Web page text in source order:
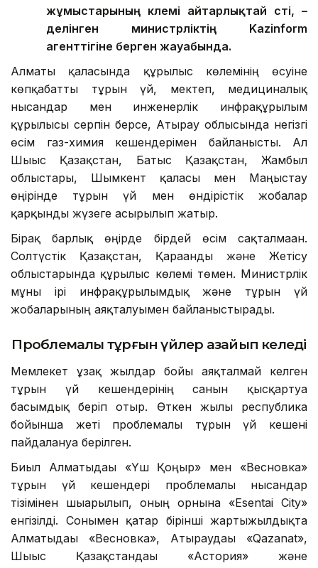
жұмыстарының көлемі айтарлықтай өсті, –
делінген министрліктің Kazinform
агенттігіне берген жауабында.
Алматы қаласында құрылыс көлемінің өсуіне
көпқабатты тұрғын үй, мектеп, медициналық
нысандар мен инженерлік инфрақұрылым
құрылысы серпін берсе, Атырау облысында негізгі
өсім газ-химия кешендерімен байланысты. Ал
Шығыс Қазақстан, Батыс Қазақстан, Жамбыл
облыстары, Шымкент қаласы мен Маңғыстау
өңірінде тұрғын үй мен өндірістік жобалар
қарқынды жүзеге асырылып жатыр.
Бірақ барлық өңірде бірдей өсім сақталмаған.
Солтүстік Қазақстан, Қарағанды және Жетісу
облыстарында құрылыс көлемі төмен. Министрлік
мұны ірі инфрақұрылымдық және тұрғын үй
жобаларының аяқталуымен байланыстырады.
Проблемалы тұрғын үйлер азайып келеді
Мемлекет ұзақ жылдар бойы аяқталмай келген
тұрғын үй кешендерінің санын қысқартуға
басымдық беріп отыр. Өткен жылы республика
бойынша жеті проблемалы тұрғын үй кешені
пайдалануға берілген.
Биыл Алматыдағы «Үш Қоңыр» мен «Весновка»
тұрғын үй кешендері проблемалы нысандар
тізімінен шығарылып, оның орнына «Esentai City»
енгізілді. Сонымен қатар бірінші жартыжылдықта
Алматыдағы «Весновка», Атыраудағы «Qazanat»,
Шығыс Қазақстандағы «Астория» және